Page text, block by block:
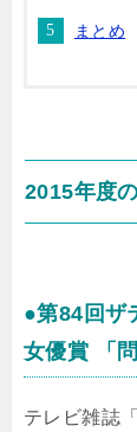
まとめ
2015年度
●第84回ザ
女優賞 「
テレビ雑誌